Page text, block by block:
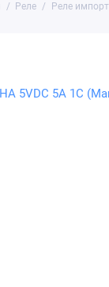
Реле Реле